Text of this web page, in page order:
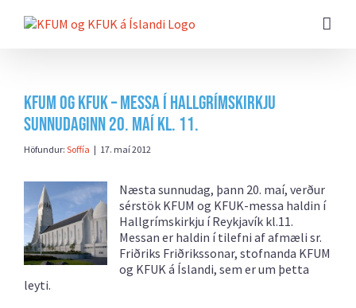
beint
KFUM og KFUK – messa í Hallgrímskirkju
sunnudaginn 20. maí kl. 11.
Höfundur: Soffía | 17. maí 2012
Næsta sunnudag, þann 20. maí, verður
sérstök KFUM og KFUK-messa haldin í
Hallgrímskirkju í Reykjavík kl.11.
Messan er haldin í tilefni af afmæli sr.
Friðriks Friðrikssonar, stofnanda KFUM
og KFUK á Íslandi, sem er um þetta
leyti.